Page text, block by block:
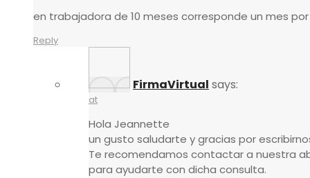
en trabajadora de 10 meses corresponde un mes
Reply
FirmaVirtual says:
at
Hola Jeannette
un gusto saludarte y gracias por
Te recomendamos contactar a nuestra
para ayudarte con dicha consulta.